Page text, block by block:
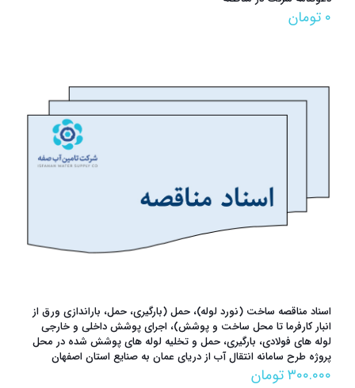
۰ تومان
اسناد مناقصه ساخت (نورد لوله)، حمل (بارگیری، حمل، باراندازی ورق از
انبار کارفرما تا محل ساخت و پوشش)، اجرای پوشش داخلی و خارجی
لوله های فولادی، بارگیری، حمل و تخلیه لوله های پوشش شده در محل
پروژه طرح سامانه انتقال آب از دریای عمان به صنایع استان اصفهان
۳۰۰.۰۰۰تومان